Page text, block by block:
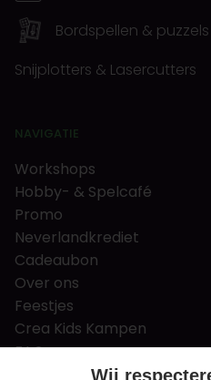
Bordspellen & puzzels
Snijplotters & Lasercutters
NAVIGATIE
Workshops
Hobby- & Spelcafé
Promo
Neverlandkrediet
Cadeaubon
Over ons
Feestjes
Crea Kids Kampen
FAQ
Tips & tricksWij